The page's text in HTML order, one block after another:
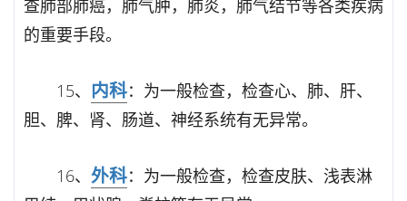
查肺部肺癌，肺气肿，肺炎，肺气结节等各类疾病
的重要手段。
15、 内科：为一般检查，检查心、肺、肝、
胆、脾、肾、肠道、神经系统有无异常。
16、 外科：为一般检查，检查皮肤、浅表淋